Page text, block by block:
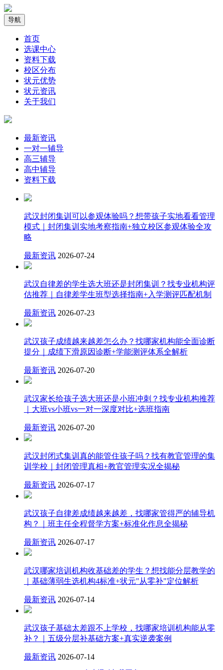
导航
首页
选课中心
资料下载
校区分布
状元优势
状元资讯
关于我们
最新资讯
一对一辅导
高三辅导
高中辅导
资料下载
武汉封闭集训可以参观体验吗？想带孩子实地看看管理
模式｜封闭集训实地考察指南+独立校区参观体验全攻
略
最新资讯 2026-07-24
武汉自律差的学生选大班还是封闭集训？找专业机构评
估推荐｜自律差学生班型选择指南+入学测评匹配机制
最新资讯 2026-07-23
武汉孩子成绩越来越差怎么办？找哪家机构能全面诊断
提分｜成绩下滑原因诊断+学能测评体系全解析
最新资讯 2026-07-20
武汉家长给孩子选大班还是小班冲刺？找专业机构推荐
｜大班vs小班vs一对一深度对比+选班指南
最新资讯 2026-07-20
武汉封闭式集训真的能管住孩子吗？找有教官管理的集
训学校｜封闭管理真相+教官管理实况全揭秘
最新资讯 2026-07-17
武汉孩子自律差成绩越来越差，找哪家管得严的辅导机
构？｜班主任全程督学方案+标准化作息全揭秘
最新资讯 2026-07-17
武汉哪家培训机构收基础差的学生？想找能分层教学的
｜基础薄弱生选机构4标准+状元"从零补"定位解析
最新资讯 2026-07-14
武汉孩子基础太差跟不上学校，找哪家培训机构能从零
补？｜五级分层补基础方案+真实逆袭案例
最新资讯 2026-07-14